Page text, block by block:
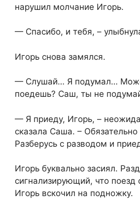
нарушил молчание Игорь.
— Спасибо, и тебя, –
Игорь снова замялся.
— Слушай… Я подумал…
поедешь? Саш, ты не
— Я приеду, Игорь, –
сказала Саша. – Обязательно
Разберусь с разводом и
Игорь буквально засиял.
сигнализирующий, что поезд
Игорь вскочил на подножку.